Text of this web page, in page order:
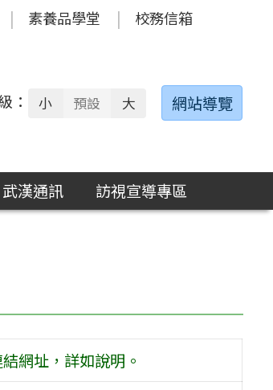
素養品學堂 校務信箱
： 小 預設 大 網站導覽
武漢通訊
訪視宣導專區
網址，詳如說明。